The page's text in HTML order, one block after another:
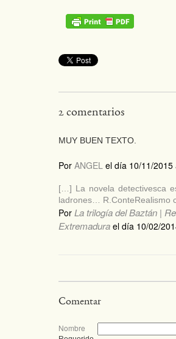
2 comentarios
MUY BUEN TEXTO.
Por ANGEL el día 10/11/
[…] La novela detectivesca
ladrones… R.ConteRealismo
Por La trilogía del Baztán |
Extremadura el día 10/02/
Comentar
Nombre